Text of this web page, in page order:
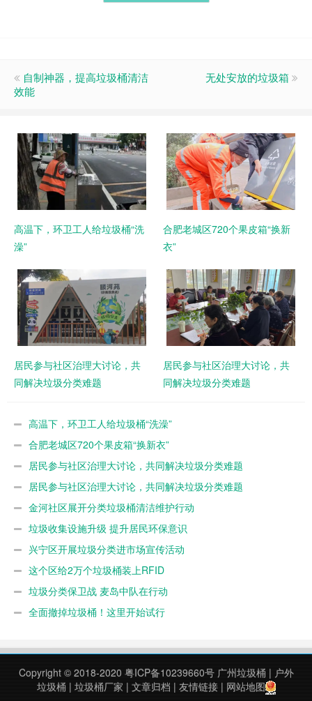
自制神器，提高垃圾桶清洁
效能
无处安放的垃圾箱
高温下，环卫工人给垃圾桶“洗
澡”
合肥老城区720个果皮箱“换新
衣”
居民参与社区治理大讨论，共
同解决垃圾分类难题
居民参与社区治理大讨论，共
同解决垃圾分类难题
高温下，环卫工人给垃圾桶“洗澡”
合肥老城区720个果皮箱“换新衣”
居民参与社区治理大讨论，共同解决垃圾分类难题
居民参与社区治理大讨论，共同解决垃圾分类难题
金河社区展开分类垃圾桶清洁维护行动
垃圾收集设施升级 提升居民环保意识
兴宁区开展垃圾分类进市场宣传活动
这个区给2万个垃圾桶装上RFID
垃圾分类保卫战 麦岛中队在行动
全面撤掉垃圾桶！这里开始试行
Copyright © 2018-2020 粤ICP备10239660号 广州垃圾桶| 户外
垃圾桶| 垃圾桶厂家 | 文章归档 | 友情链接| 网站地图